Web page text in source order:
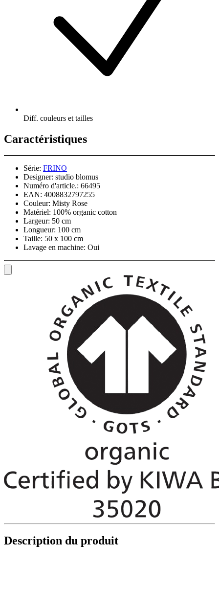
Diff. couleurs et tailles
Caractéristiques
Série: FRINO
Designer: studio blomus
Numéro d'article.: 66495
EAN: 4008832797255
Couleur: Misty Rose
Matériel: 100% organic cotton
Largeur: 50 cm
Longueur: 100 cm
Taille: 50 x 100 cm
Lavage en machine: Oui
Description du produit